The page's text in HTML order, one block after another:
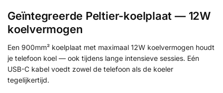
Geïntegreerde Peltier-koelplaat — 12W
koelvermogen
Een 900mm² koelplaat met maximaal 12W koelvermogen houdt
je telefoon koel — ook tijdens lange intensieve sessies. Eén
USB-C kabel voedt zowel de telefoon als de koeler
tegelijkertijd.